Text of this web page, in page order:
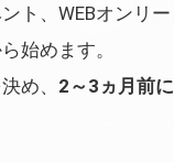
ト、WEBオンリ
始めます。
め、 2～3ヵ月前